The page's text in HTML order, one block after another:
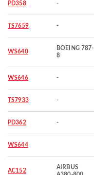
PD358 -
TS7659 -
WS640
BOEING 787-
8
WS646 -
TS7933 -
PD362 -
WS644
AC152
AIRBUS